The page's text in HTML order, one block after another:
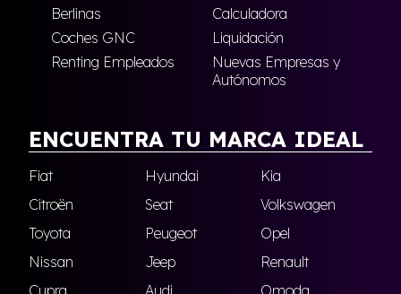
Berlinas
Calculadora
Coches GNC
Liquidación
Renting Empleados
Nuevas Empresas y
Autónomos
ENCUENTRA TU MARCA IDEAL
Fiat Hyundai
Kia
Citroën
Seat
Volkswagen
Toyota
Peugeot
Opel
Nissan
Jeep
Renault
Cupra
Audi Omoda